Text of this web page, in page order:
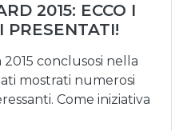
2015: ECCO I
PRESENTATI!
conclusosi nella
mostrati numerosi
Come iniziativa